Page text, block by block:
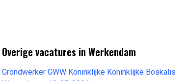
Overige vacatures in Werkendam
Grondwerker GWW Koninklijke Koninklijke Boskalis